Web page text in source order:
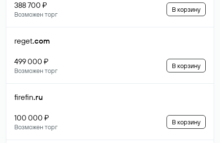
388 700 ₽
Возможен торг
В корзину
reget.com
499 000 ₽
Возможен торг
В корзину
firefin.ru
100 000 ₽
Возможен торг
В корзину